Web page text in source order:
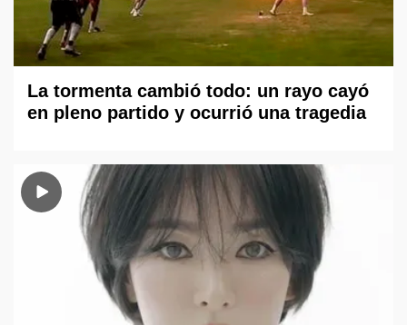
La tormenta cambió todo: un rayo cayó
en pleno partido y ocurrió una tragedia